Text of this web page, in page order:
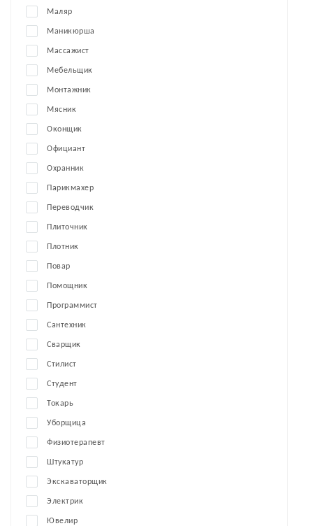
Маляр
Маникюрша
Массажист
Мебельщик
Монтажник
Мясник
Оконщик
Официант
Охранник
Парикмахер
Переводчик
Плиточник
Плотник
Повар
Помощник
Программист
Сантехник
Сварщик
Стилист
Студент
Токарь
Уборщица
Физиотерапевт
Штукатур
Экскаваторщик
Электрик
Ювелир